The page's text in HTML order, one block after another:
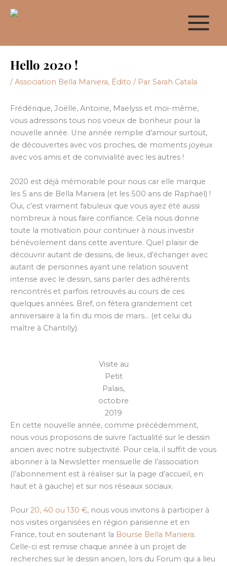
Hello 2020 !
/Association Bella Maniera, Édito / Par Sarah Catala
Frédérique, Joëlle, Antoine, Maelyss et moi-même,
vous adressons tous nos voeux de bonheur pour la
nouvelle année. Une année remplie d’amour surtout,
de découvertes avec vos proches, de moments joyeux
avec vos amis et de convivialité avec les autres !
2020 est déjà mémorable pour nous car elle marque
les 5 ans de Bella Maniera (et les 500 ans de Raphaël) !
Oui, c’est vraiment fabuleux que vous ayez été aussi
nombreux à nous faire confiance. Cela nous donne
toute la motivation pour continuer à nous investir
bénévolement dans cette aventure. Quel plaisir de
découvrir autant de dessins, de lieux, d’échanger avec
autant de personnes ayant une relation souvent
intense avec le dessin, sans parler des adhérents
rencontrés et parfois retrouvés au cours de ces
quelques années. Bref, on fêtera grandement cet
anniversaire à la fin du mois de mars… (et celui du
maître à Chantilly).
Visite au
Petit
Palais,
octobre
2019
En cette nouvelle année, comme précédemment,
nous vous proposons de suivre l’actualité sur le dessin
ancien avec notre subjectivité. Pour cela, il suffit de vous
abonner à la Newsletter mensuelle de l’association
(l’abonnement est à réaliser sur la page d’accueil, en
haut et à gauche) et sur nos réseaux sociaux.
Pour 20, 40 ou 130 €, nous vous invitons à participer à
nos visites organisées en région parisienne et en
France, tout en soutenant la Bourse Bella Maniera.
Celle-ci est remise chaque année à un projet de
recherches sur le dessin ancien, lors du Forum qui a lieu